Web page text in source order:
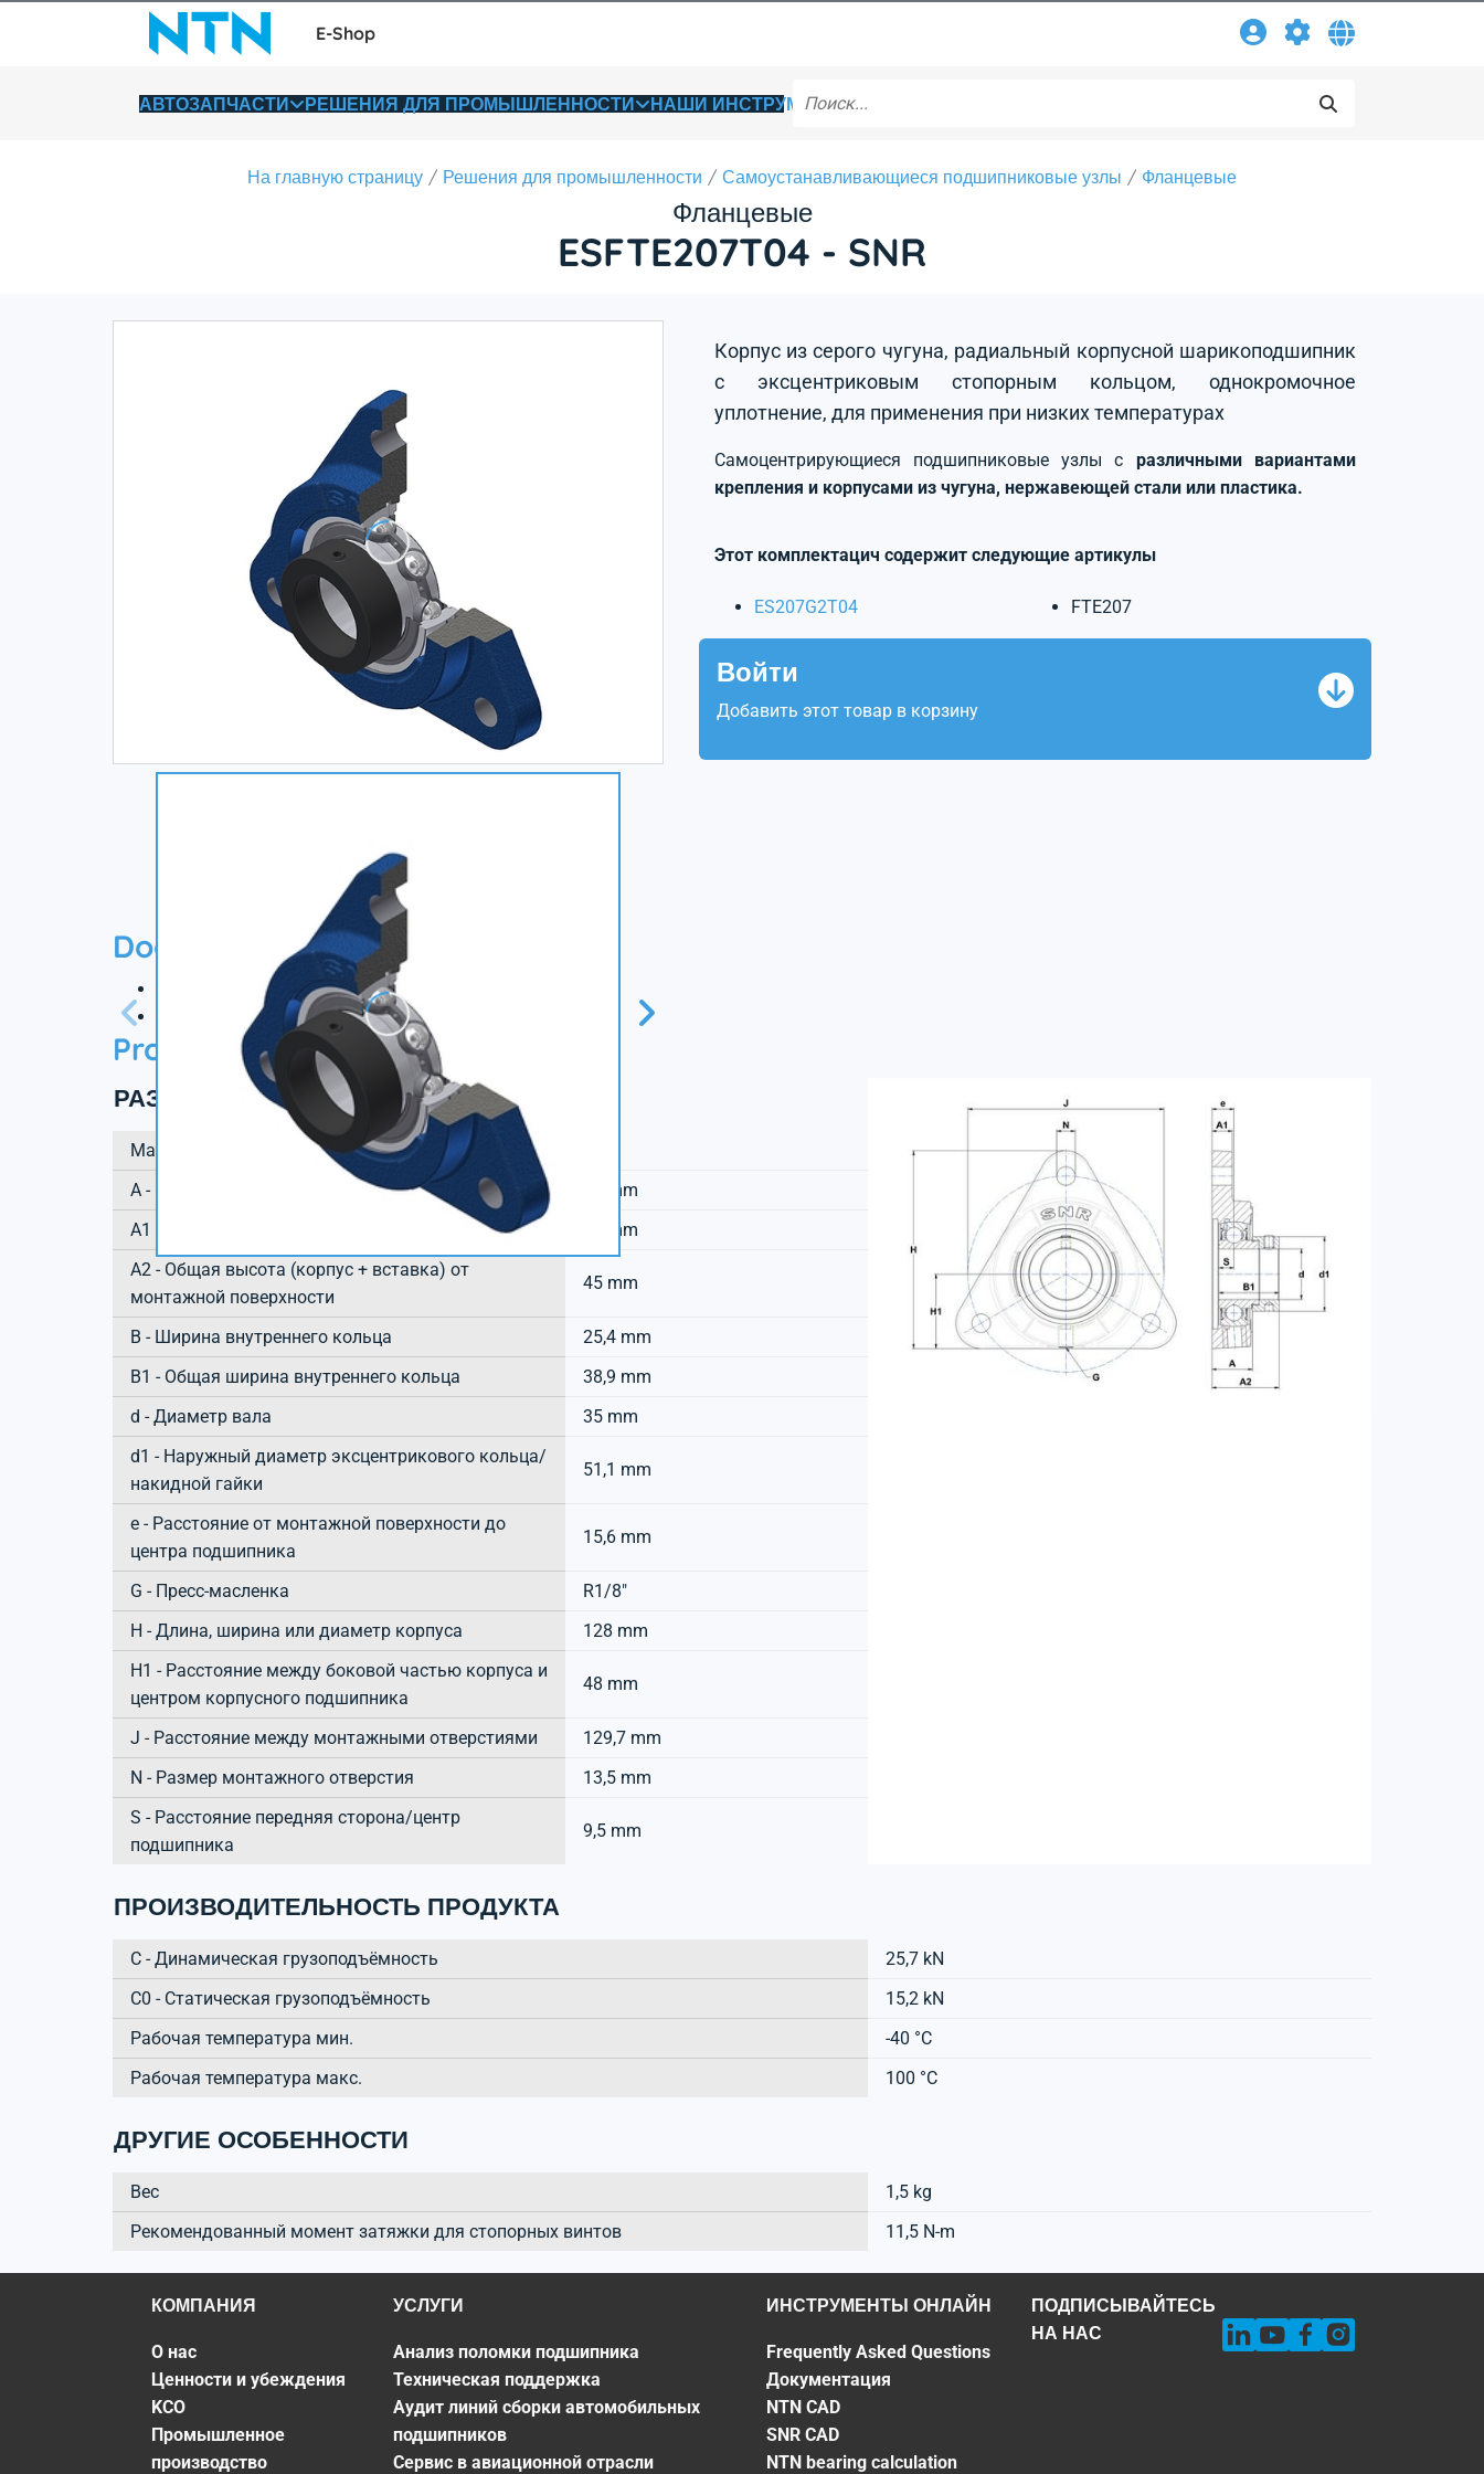
E-Shop
АВТОЗАПЧАСТИ РЕШЕНИЯ ДЛЯ ПРОМЫШЛЕННОСТИ НАШИ ИНСТРУМЕНТЫ
На главную страницу Решения для промышленности Самоустанавливающиеся подшипниковые узлы Фланцевые
Фланцевые
ESFTE207T04 - SNR
Корпус из серого чугуна, радиальный корпусной шарикоподшипник
с эксцентриковым стопорным кольцом, однокромочное
уплотнение, для применения при низких температурах
Самоцентрирующиеся подшипниковые узлы с различными вариантами
крепления и корпусами из чугуна, нержавеющей стали или пластика.
Этот комплектацич содержит следующие артикулы
ES207G2T04 FTE207
Войти
Добавить этот товар в корзину
Documentation
Технический паспорт
Product information
РАЗМЕРЫ ИЗДЕЛИЯ
Марка
А - Высота корпуса
27 mm
A1 - Высота основания корпуса / высота фланца
16 mm
A2 - Общая высота (корпус + вставка) от
монтажной поверхности
45 mm
B - Ширина внутреннего кольца
25,4 mm
B1 - Общая ширина внутреннего кольца
38,9 mm
d - Диаметр вала
35 mm
d1 - Наружный диаметр эксцентрикового кольца/
накидной гайки
51,1 mm
e - Расстояние от монтажной поверхности до
центра подшипника
15,6 mm
G - Пресс-масленка
R1/8"
H - Длина, ширина или диаметр корпуса
128 mm
H1 - Расстояние между боковой частью корпуса и
центром корпусного подшипника
48 mm
J - Расстояние между монтажными отверстиями
129,7 mm
N - Размер монтажного отверстия
13,5 mm
S - Расстояние передняя сторона/центр
подшипника
9,5 mm
ПРОИЗВОДИТЕЛЬНОСТЬ ПРОДУКТА
C - Динамическая грузоподъёмность
25,7 kN
C0 - Статическая грузоподъёмность
15,2 kN
Рабочая температура мин.
-40 °C
Рабочая температура макс.
100 °C
ДРУГИЕ ОСОБЕННОСТИ
Вес
1,5 kg
Рекомендованный момент затяжки для стопорных винтов
11,5 N-m
КОМПАНИЯ
О нас
Ценности и убеждения
KCO
Промышленное
производство
УСЛУГИ
Анализ поломки подшипника
Техническая поддержка
Аудит линий сборки автомобильных
подшипников
Сервис в авиационной отрасли
ИНСТРУМЕНТЫ ОНЛАЙН
Frequently Asked Questions
Документация
NTN CAD
SNR CAD
NTN bearing calculation
ПОДПИСЫВАЙТЕСЬ
НА НАС